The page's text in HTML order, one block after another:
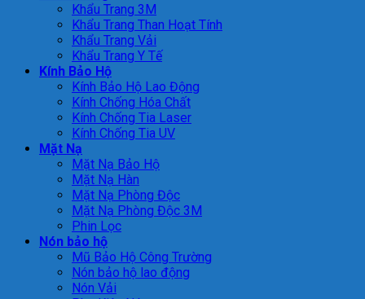
Khẩu Trang 3M
Khẩu Trang Than Hoạt Tính
Khẩu Trang Vải
Khẩu Trang Y Tế
Kính Bảo Hộ
Kính Bảo Hộ Lao Động
Kính Chống Hóa Chất
Kính Chống Tia Laser
Kính Chống Tia UV
Mặt Nạ
Mặt Nạ Bảo Hộ
Mặt Nạ Hàn
Mặt Nạ Phòng Độc
Mặt Nạ Phòng Độc 3M
Phin Lọc
Nón bảo hộ
Mũ Bảo Hộ Công Trường
Nón bảo hộ lao động
Nón Vải